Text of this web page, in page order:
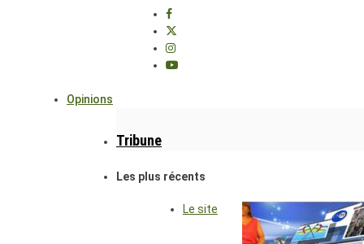
Opinions
Tribune
Les plus récents
Le site